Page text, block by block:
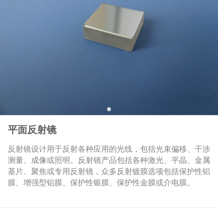
平面反射镜
反射镜设计用于反射各种应用的光线，包括光束偏移、干涉
测量、成像或照明。反射镜产品包括各种激光、平晶、金属
基片、聚焦或专用反射镜，众多反射镀膜选项包括保护性铝
膜、增强型铝膜、保护性银膜、保护性金膜或介电膜。